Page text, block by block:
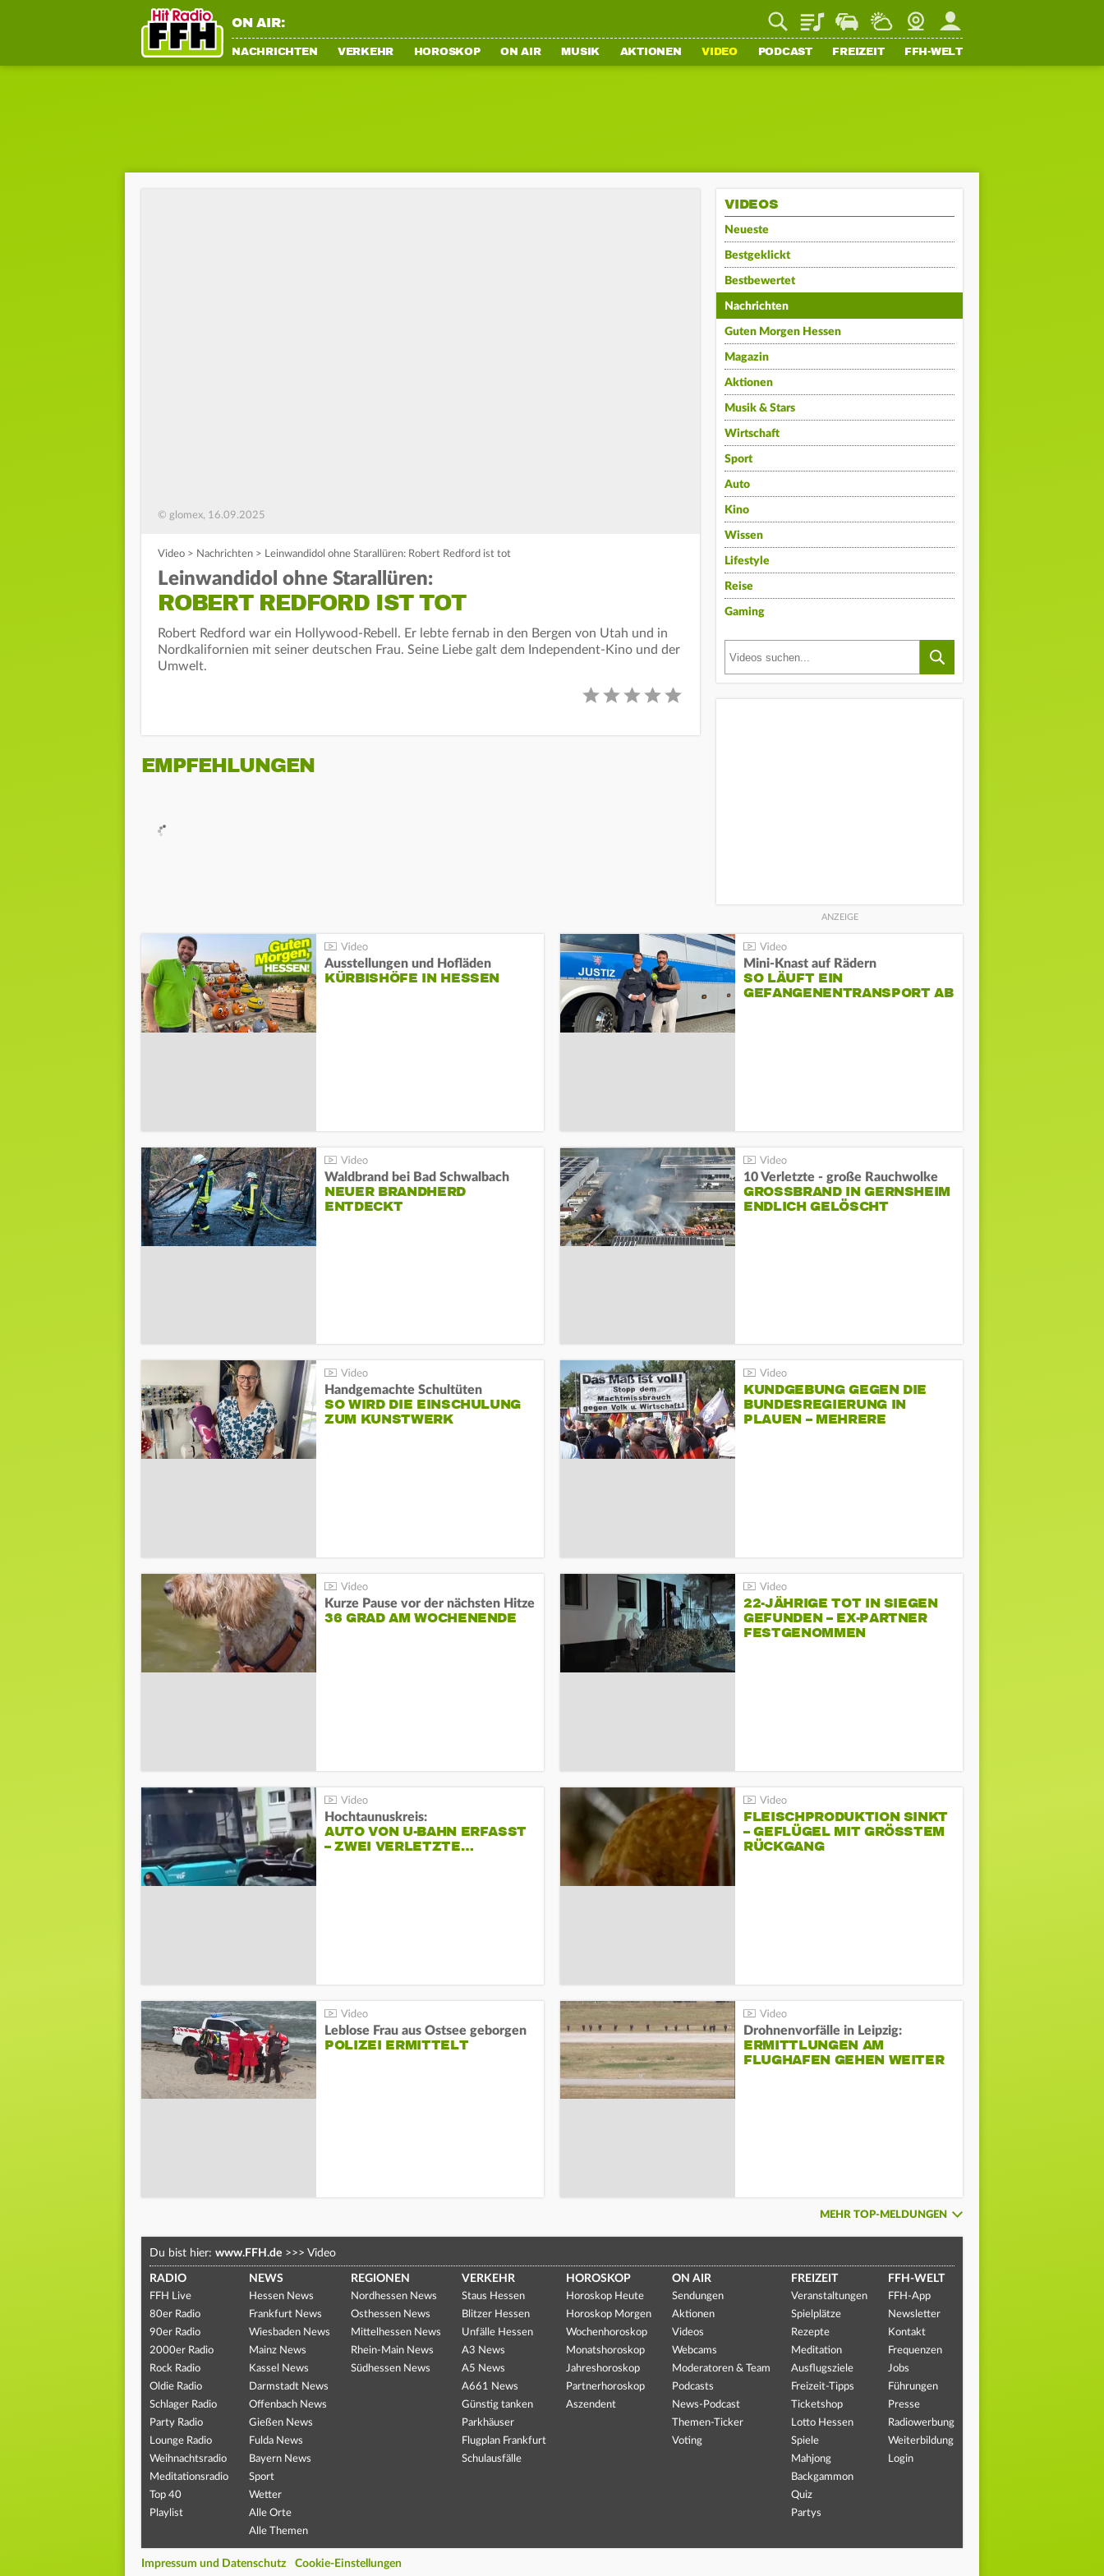
ON AIR: PlaylistStaupilotWetterWebcamMein FFH
NACHRICHTEN VERKEHR HOROSKOP ON AIR MUSIK AKTIONEN VIDEO PODCAST FREIZEIT FFH-WELT
© glomex, 16.09.2025
Video > Nachrichten > Leinwandidol ohne Starallüren: Robert Redford ist tot
Leinwandidol ohne Starallüren:
ROBERT REDFORD IST TOT
Robert Redford war ein Hollywood-Rebell. Er lebte fernab in den Bergen von Utah und in
Nordkalifornien mit seiner deutschen Frau. Seine Liebe galt dem Independent-Kino und der
Umwelt.
EMPFEHLUNGEN
VIDEOS
Neueste
Bestgeklickt
Bestbewertet
Nachrichten
Guten Morgen Hessen
Magazin
Aktionen
Musik & Stars
Wirtschaft
Sport
Auto
Kino
Wissen
Lifestyle
Reise
Gaming
Ausstellungen und Hofläden
KÜRBISHÖFE IN HESSEN
Mini-Knast auf Rädern
SO LÄUFT EIN
GEFANGENENTRANSPORT AB
Waldbrand bei Bad Schwalbach
NEUER BRANDHERD
ENTDECKT
10 Verletzte - große Rauchwolke
GROSSBRAND IN GERNSHEIM E
NDLICH GELÖSCHT
Handgemachte Schultüten
SO WIRD DIE EINSCHULUNG
ZUM KUNSTWERK
KUNDGEBUNG GEGEN DIE
BUNDESREGIERUNG IN
PLAUEN – MEHRERE
Kurze Pause vor der nächsten Hitze
36 GRAD AM WOCHENENDE
22-JÄHRIGE TOT IN SIEGEN
GEFUNDEN – EX-PARTNER
FESTGENOMMEN
Hochtaunuskreis:
AUTO VON U-BAHN ERFASST
– ZWEI VERLETZTE…
FLEISCHPRODUKTION SINKT
– GEFLÜGEL MIT GRÖSSTEM R
ÜCKGANG
Leblose Frau aus Ostsee geborgen
POLIZEI ERMITTELT
Drohnenvorfälle in Leipzig:
ERMITTLUNGEN AM
FLUGHAFEN GEHEN WEITER
MEHR TOP-MELDUNGEN
Du bist hier: www.FFH.de >>> Video
RADIO
FFH Live
80er Radio
90er Radio
2000er Radio
Rock Radio
Oldie Radio
Schlager Radio
Party Radio
Lounge Radio
Weihnachtsradio
Meditationsradio
Top 40
Playlist
NEWS
Hessen News
Frankfurt News
Wiesbaden News
Mainz News
Kassel News
Darmstadt News
Offenbach News
Gießen News
Fulda News
Bayern News
Sport
Wetter
Alle Orte
Alle Themen
REGIONEN
Nordhessen News
Osthessen News
Mittelhessen News
Rhein-Main News
Südhessen News
VERKEHR
Staus Hessen
Blitzer Hessen
Unfälle Hessen
A3 News
A5 News
A661 News
Günstig tanken
Parkhäuser
Flugplan Frankfurt
Schulausfälle
HOROSKOP
Horoskop Heute
Horoskop Morgen
Wochenhoroskop
Monatshoroskop
Jahreshoroskop
Partnerhoroskop
Aszendent
ON AIR
Sendungen
Aktionen
Videos
Webcams
Moderatoren & Team
Podcasts
News-Podcast
Themen-Ticker
Voting
FREIZEIT
Veranstaltungen
Spielplätze
Rezepte
Meditation
Ausflugsziele
Freizeit-Tipps
Ticketshop
Lotto Hessen
Spiele
Mahjong
Backgammon
Quiz
Partys
FFH-WELT
FFH-App
Newsletter
Kontakt
Frequenzen
Jobs
Führungen
Presse
Radiowerbung
Weiterbildung
Login
Impressum und Datenschutz Cookie-Einstellungen